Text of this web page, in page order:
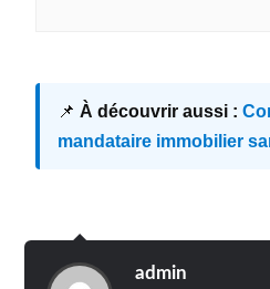
📌À découvrir aussi :
mandataire immobilier
admin